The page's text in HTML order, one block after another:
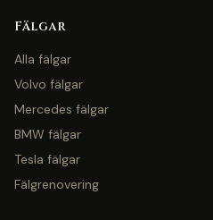
Fälgar
Alla fälgar
Volvo fälgar
Mercedes fälgar
BMW fälgar
Tesla fälgar
Fälgrenovering